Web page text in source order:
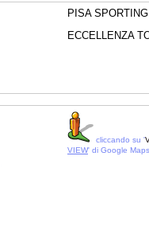
PISA
ECCELLENZA
cliccando su '
VIEW' di Google Maps